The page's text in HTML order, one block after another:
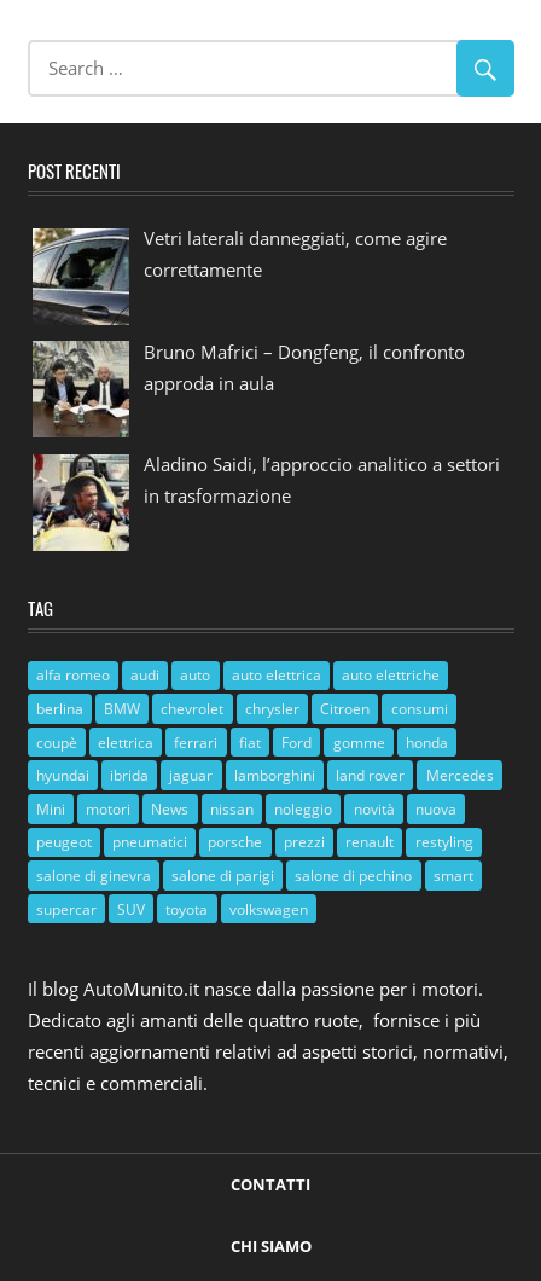
POST RECENTI
Vetri laterali danneggiati, come agire
correttamente
Bruno Mafrici – Dongfeng, il confronto
approda in aula
Aladino Saidi, l’approccio analitico a settori
in trasformazione
TAG
alfa romeo audi auto auto elettrica
auto elettriche
berlina
BMW chevrolet chrysler Citroen
consumi
coupè
elettrica ferrari fiat Ford gomme
honda
hyundai
ibrida jaguar lamborghini land rover
Mercedes
Mini
motori News nissan noleggio novità
nuova
peugeot
pneumatici porsche prezzi renault
restyling
salone di ginevra
salone di parigi salone di pechino
smart
supercar
SUV toyota volkswagen
Il blog AutoMunito.it nasce dalla passione per i motori.
Dedicato agli amanti delle quattro ruote, fornisce i più
recenti aggiornamenti relativi ad aspetti storici, normativi,
tecnici e commerciali.
CONTATTI
CHI SIAMO